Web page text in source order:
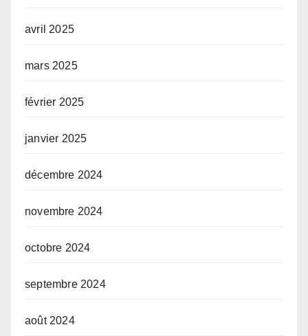
avril 2025
mars 2025
février 2025
janvier 2025
décembre 2024
novembre 2024
octobre 2024
septembre 2024
août 2024